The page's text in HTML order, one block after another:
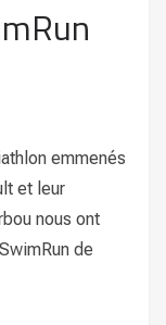
emmenés
et leur
nous ont
de